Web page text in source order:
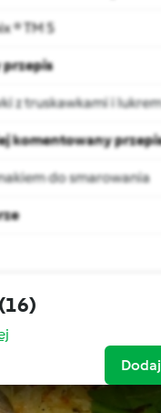
® TM 5
przepis
z truskawkami i
komentowany
do smarowania
(16)